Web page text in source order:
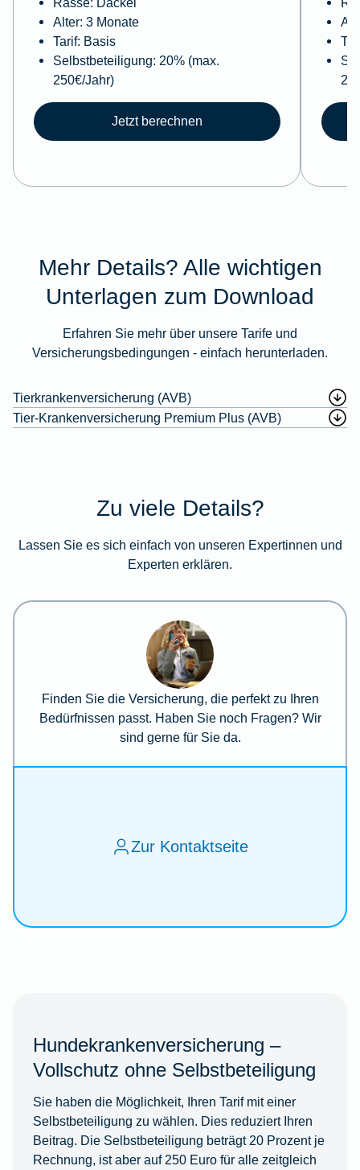
Alter: 3 Monate
Tarif: Basis
Selbstbeteiligung: 20% (max.
250€/Jahr)
Jetzt berechnen
Mehr Details? Alle wichtigen
Unterlagen zum Download
Erfahren Sie mehr über unsere Tarife und
Versicherungsbedingungen - einfach herunterladen.
Tierkrankenversicherung (AVB)
Tier-Krankenversicherung Premium Plus (AVB)
Zu viele Details?
Lassen Sie es sich einfach von unseren Expertinnen und
Experten erklären.
Finden Sie die Versicherung, die perfekt zu Ihren
Bedürfnissen passt. Haben Sie noch Fragen? Wir
sind gerne für Sie da.
Zur Kontaktseite
Hundekrankenversicherung –
Vollschutz ohne Selbstbeteiligung
Sie haben die Möglichkeit, Ihren Tarif mit einer
Selbstbeteiligung zu wählen. Dies reduziert Ihren
Beitrag. Die Selbstbeteiligung beträgt 20 Prozent je
Rechnung, ist aber auf 250 Euro für alle zeitgleich